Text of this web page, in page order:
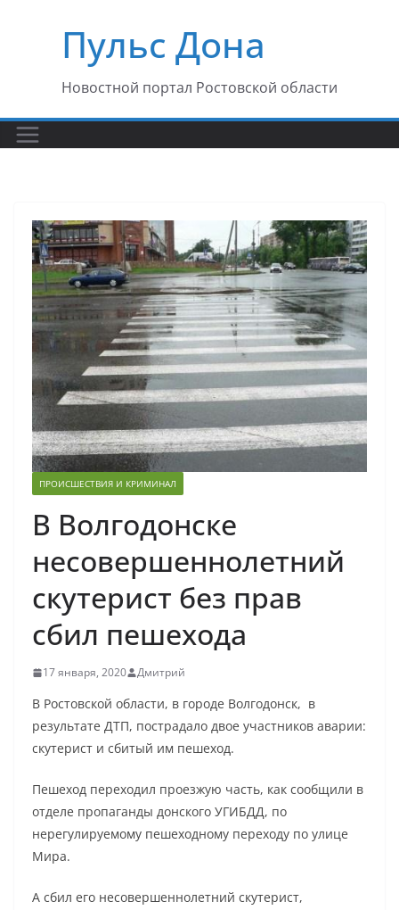
содержимомуПульс Дона
Новостной портал Ростовской области
ПРОИСШЕСТВИЯ И КРИМИНАЛ
В Волгодонске
несовершеннолетний
скутерист без прав
сбил пешехода
17 января, 2020 Дмитрий
В Ростовской области, в городе Волгодонск, в
результате ДТП, пострадало двое участников аварии:
скутерист и сбитый им пешеход.
Пешеход переходил проезжую часть, как сообщили в
отделе пропаганды донского УГИБДД, по
нерегулируемому пешеходному переходу по улице
Мира.
А сбил его несовершеннолетний скутерист,